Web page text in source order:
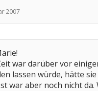
2007
war darüber vor
lassen würde, hätte
war aber noch nicht